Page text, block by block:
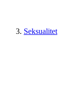
Seksualitet